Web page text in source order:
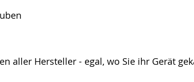
aller Hersteller - egal, wo Sie ihr Gerät